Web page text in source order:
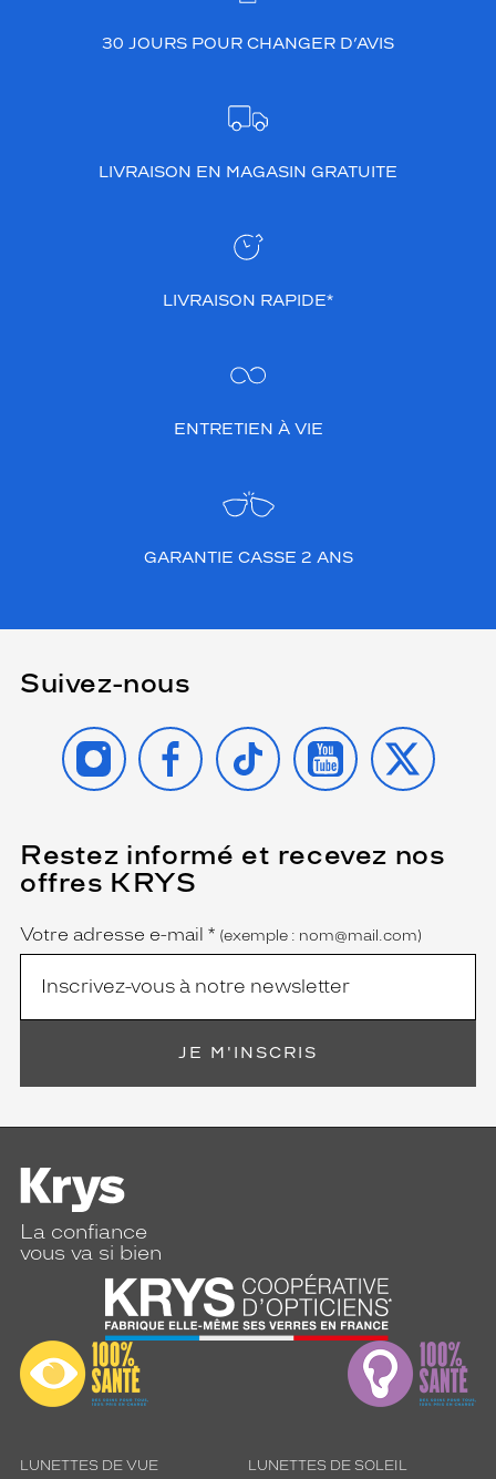
30 JOURS POUR CHANGER D’AVIS
LIVRAISON EN MAGASIN GRATUITE
LIVRAISON RAPIDE*
ENTRETIEN À VIE
GARANTIE CASSE 2 ANS
Suivez-nous
INSTAGRAMFACEBOOK
TIKTOK YOUTUBE
X
Restez informé et recevez nos
offres KRYS
Name
Votre adresse e-mail *
(Ce
champ
est
obligatoire)
(exemple : nom@mail.com)
JE M'INSCRIS
La confiance
vous va si bien
LUNETTES DE VUE LUNETTES DE SOLEIL